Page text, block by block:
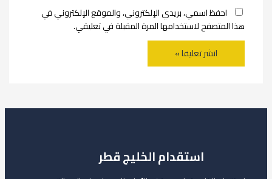
احفظ اسمي، بريدي الإلكتروني، والموقع الإلكتروني في
هذا المتصفح لاستخدامها المرة المقبلة في تعليقي.
استقدام الخليج قطر